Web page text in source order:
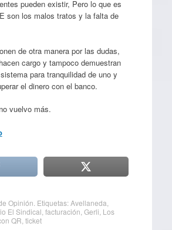
pueden existir, Pero lo que es
son los malos tratos y la falta de
de otra manera por las dudas,
cargo y tampoco demuestran
para tranquilidad de uno y
el dinero con el banco.
vuelvo más.
Opinión . Etiquetas:Avellaneda
El Sindical facturación Gerli Los
QR ticket